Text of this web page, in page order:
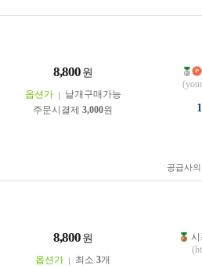
8,800 원
옵션가
낱개구매가능
주문시결제 3,000원 1
공급사의
8,800 원
옵션가 최소 3개
시